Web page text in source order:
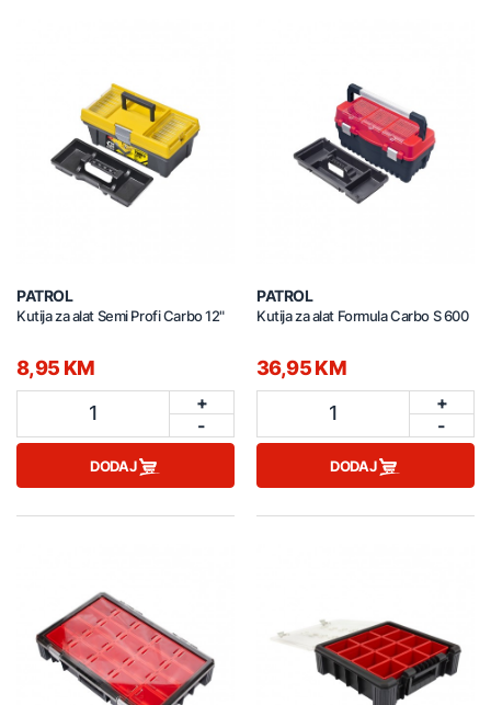
PATROL
Kutija za alat Semi Profi Carbo 12"
8,95 KM
1
+
-
DODAJ
PATROL
Kutija za alat Formula Carbo S 600
36,95 KM
1
+
-
DODAJ